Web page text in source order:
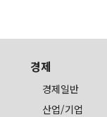
경제
경제일반
산업/기업